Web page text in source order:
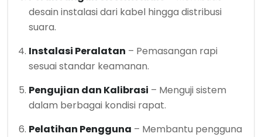
desain instalasi dari kabel hingga distribusi
suara.
Instalasi Peralatan – Pemasangan rapi
sesuai standar keamanan.
Pengujian dan Kalibrasi – Menguji sistem
dalam berbagai kondisi rapat.
Pelatihan Pengguna – Membantu pengguna